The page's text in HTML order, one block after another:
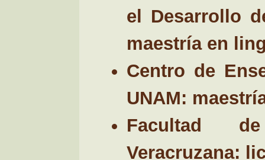
el Desarrollo
maestría en
Centro de
UNAM:
Facultad
Veracruzana: